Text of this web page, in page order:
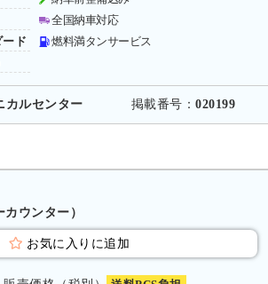
ド
全国納車対応
燃料満タンサービス
カルセンター 掲載番号：020199
カウンター）
お気に入りに追加